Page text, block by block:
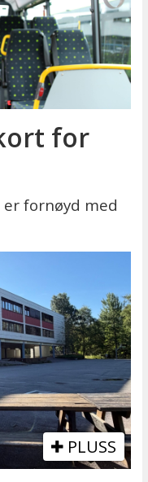
for
fornøyd med
PLUSS